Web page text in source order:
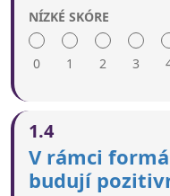
K oslovování
a
média a online
NÍZKÉ SKÓRE
0 1 2 3
poradci,
potenciálu
1.4
V rámci
budují